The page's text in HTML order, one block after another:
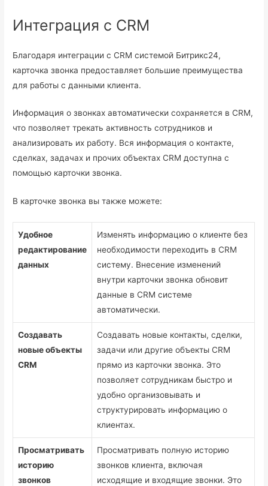
Интеграция с CRM
Благодаря интеграции с CRM системой Битрикс24,
карточка звонка предоставляет большие преимущества
для работы с данными клиента.
Информация о звонках автоматически сохраняется в CRM,
что позволяет трекать активность сотрудников и
анализировать их работу. Вся информация о контакте,
сделках, задачах и прочих объектах CRM доступна с
помощью карточки звонка.
В карточке звонка вы также можете:
Удобное
редактирование
данных
Изменять информацию о клиенте без
необходимости переходить в CRM
систему. Внесение изменений
внутри карточки звонка обновит
данные в CRM системе
автоматически.
Создавать
новые объекты
CRM
Создавать новые контакты, сделки,
задачи или другие объекты CRM
прямо из карточки звонка. Это
позволяет сотрудникам быстро и
удобно организовывать и
структурировать информацию о
клиентах.
Просматривать
историю
звонков
Просматривать полную историю
звонков клиента, включая
исходящие и входящие звонки. Это